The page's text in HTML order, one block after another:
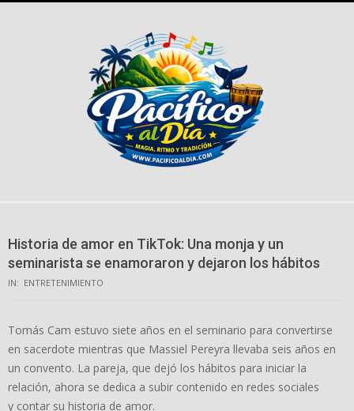
Historia de amor en TikTok: Una monja y un
seminarista se enamoraron y dejaron los hábitos
IN: ENTRETENIMIENTO
Tomás Cam estuvo siete años en el seminario para convertirse
en sacerdote mientras que Massiel Pereyra llevaba seis años en
un convento. La pareja, que dejó los hábitos para iniciar la
relación, ahora se dedica a subir contenido en redes sociales
y contar su historia de amor.